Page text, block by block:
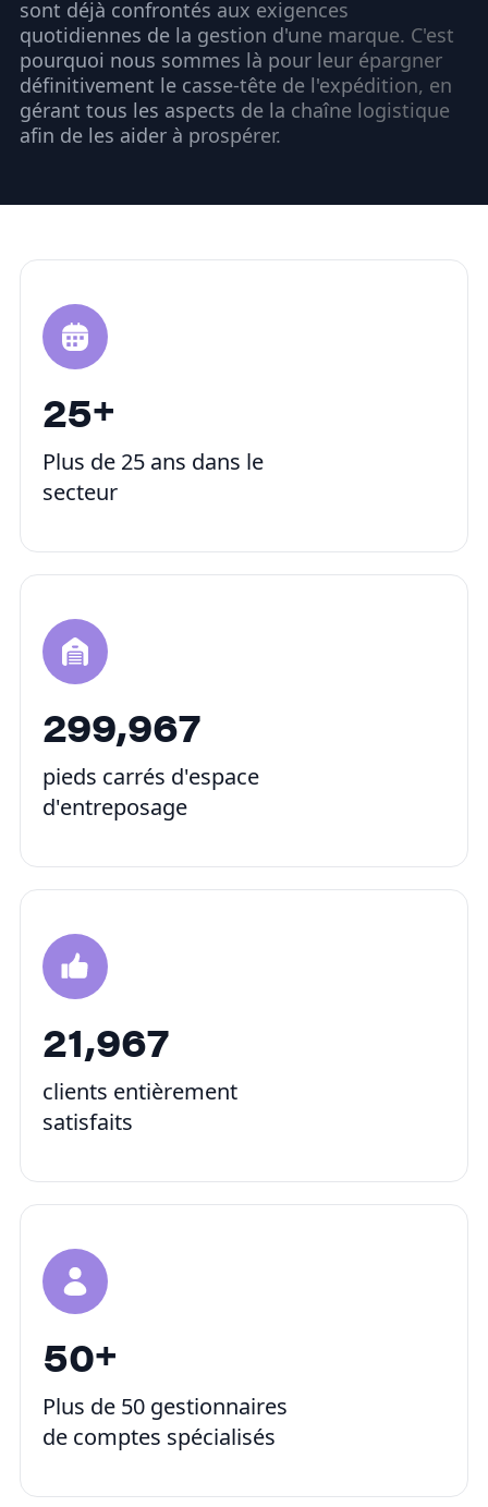
sont déjà confrontés aux exigences
quotidiennes de la gestion d'une marque. C'est
pourquoi nous sommes là pour leur épargner
définitivement le casse-tête de l'expédition, en
gérant tous les aspects de la chaîne logistique
afin de les aider à prospérer.
25+
Plus de 25 ans dans le
secteur
300,000
pieds carrés d'espace
d'entreposage
22,000
clients entièrement
satisfaits
50+
Plus de 50 gestionnaires
de comptes spécialisés